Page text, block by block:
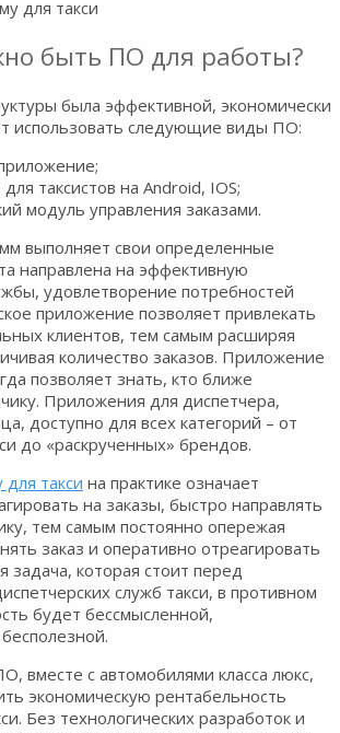
быть ПО для работы?
была эффективной, экономически
использовать следующие виды ПО:
таксистов на Android, IOS;
модуль управления заказами.
выполняет свои определенные
направлена на эффективную
удовлетворение потребностей
приложение позволяет привлекать
клиентов, тем самым расширяя
количество заказов. Приложение
позволяет знать, кто ближе
Приложения для диспетчера,
доступно для всех категорий – от
до «раскрученных» брендов.
такси на практике означает
на заказы, быстро направлять
тем самым постоянно опережая
заказ и оперативно отреагировать
задача, которая стоит перед
служб такси, в противном
будет бессмысленной,
вместе с автомобилями класса люкс,
экономическую рентабельность
Без технологических разработок и